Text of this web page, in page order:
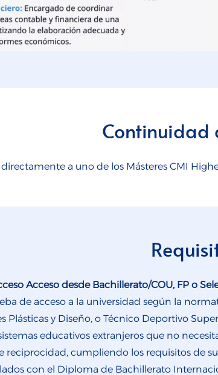
Continuidad
a uno de los Másteres CMI
Acceso desde Bachillerato/COU, FP o
de acceso a la universidad según la
Plásticas y Diseño, o Técnico Deportivo
educativos extranjeros que no
reciprocidad, cumpliendo los requisitos de
con el Diploma de Bachillerato